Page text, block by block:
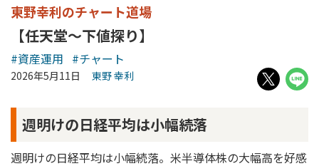
東野幸利のチャート道場
【任天堂～下値探り】
#資産運用 #チャート
2026年5月11日 東野 幸利
週明けの日経平均は小幅続落
週明けの日経平均は小幅続落。米半導体株の大幅高を好感